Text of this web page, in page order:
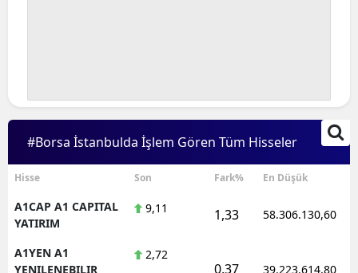
#Borsa İstanbulda İşlem Gören Tüm Hisseler
Hisse Son Fark% En Düşük
A1CAP A1 CAPITAL
YATIRIM
9,11 1,33 58.306.130,60
A1YEN A1
YENILENEBILIR
2,72
0,37 39.223.614,80